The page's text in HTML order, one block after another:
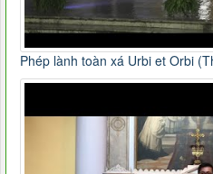
Phép lành toàn xá Urbi et Orbi